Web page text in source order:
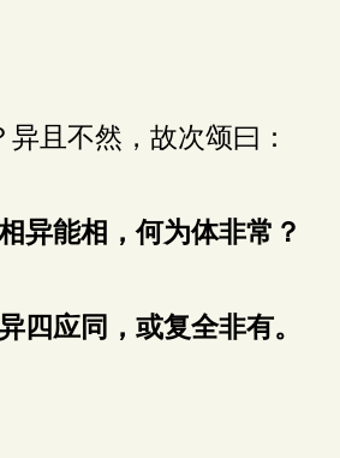
且不然，故次颂曰：
异能相，何为体非常？
四应同，或复全非有。